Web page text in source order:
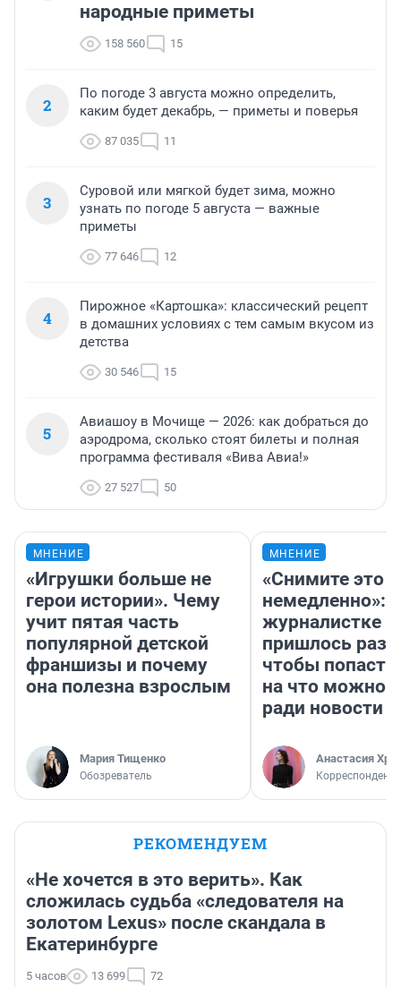
народные приметы
158 560 15
2
По погоде 3 августа можно определить,
каким будет декабрь, — приметы и поверья
87 035 11
3
Суровой или мягкой будет зима, можно
узнать по погоде 5 августа — важные
приметы
77 646 12
4
Пирожное «Картошка»: классический рецепт
в домашних условиях с тем самым вкусом из
детства
30 546 15
5
Авиашоу в Мочище — 2026: как добраться до
аэродрома, сколько стоят билеты и полная
программа фестиваля «Вива Авиа!»
27 527 50
МНЕНИЕ
«Игрушки больше не
герои истории». Чему
учит пятая часть
популярной детской
франшизы и почему
она полезна взрослым
Мария Тищенко
Обозреватель
МНЕНИЕ
«Снимите это
немедленно»:
журналистке
пришлось
чтобы попасть
на что можно
ради новости
Анастасия
Корреспондент
РЕКОМЕНДУЕМ
«Не хочется в это верить». Как
сложилась судьба «следователя на
золотом Lexus» после скандала в
Екатеринбурге
5 часов 13 699 72